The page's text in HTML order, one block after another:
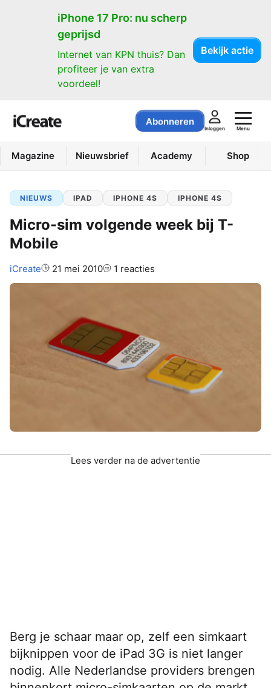
iPhone 17 Pro: nu scherp
geprijsd
Internet van KPN thuis? Dan
profiteer je van extra
voordeel!
Bekijk actie
Abonneren
Inloggen Menu
Magazine Nieuwsbrief Academy Shop
NIEUWS IPAD IPHONE 4S IPHONE 4S
Micro-sim volgende week bij T-
Mobile
Auteur:
iCreate 21 mei 2010 1 reacties
Lees verder na de advertentie
Berg je schaar maar op, zelf een simkaart
bijknippen voor de iPad 3G is niet langer
nodig. Alle Nederlandse providers brengen